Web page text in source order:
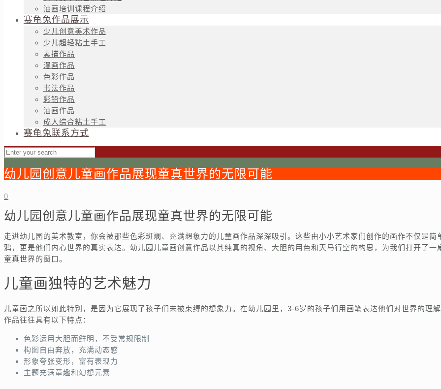
油画培训课程介绍
赛龟兔作品展示
少儿创意美术作品
少儿超轻粘土手工
素描作品
漫画作品
色彩作品
书法作品
彩铅作品
油画作品
成人综合粘土手工
赛龟兔联系方式
幼儿园创意儿童画作品展现童真世界的无限可能
0
幼儿园创意儿童画作品展现童真世界的无限可能
走进幼儿园的美术教室，你会被那些色彩斑斓、充满想象力的儿童画作品深深吸引。这些由小小艺术家们创作的画作不仅是简
鸦，更是他们内心世界的真实表达。幼儿园儿童画创意作品以其纯真的视角、大胆的用色和天马行空的构思，为我们打开了一
童真世界的窗口。
儿童画独特的艺术魅力
儿童画之所以如此特别，是因为它展现了孩子们未被束缚的想象力。在幼儿园里，3-6岁的孩子们用画笔表达他们对世界的理
作品往往具有以下特点：
色彩运用大胆而鲜明，不受常规限制
构图自由奔放，充满动态感
形象夸张变形，富有表现力
主题充满童趣和幻想元素